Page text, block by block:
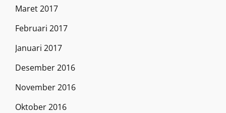
Maret 2017
Februari 2017
Januari 2017
Desember 2016
November 2016
Oktober 2016